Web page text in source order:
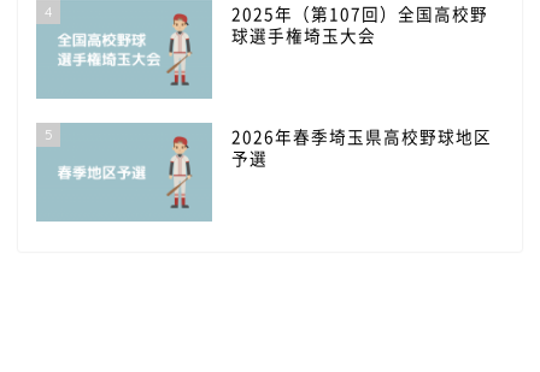
4
2025年（第107回）全国高校野
球選手権埼玉大会
5
2026年春季埼玉県高校野球地区
予選